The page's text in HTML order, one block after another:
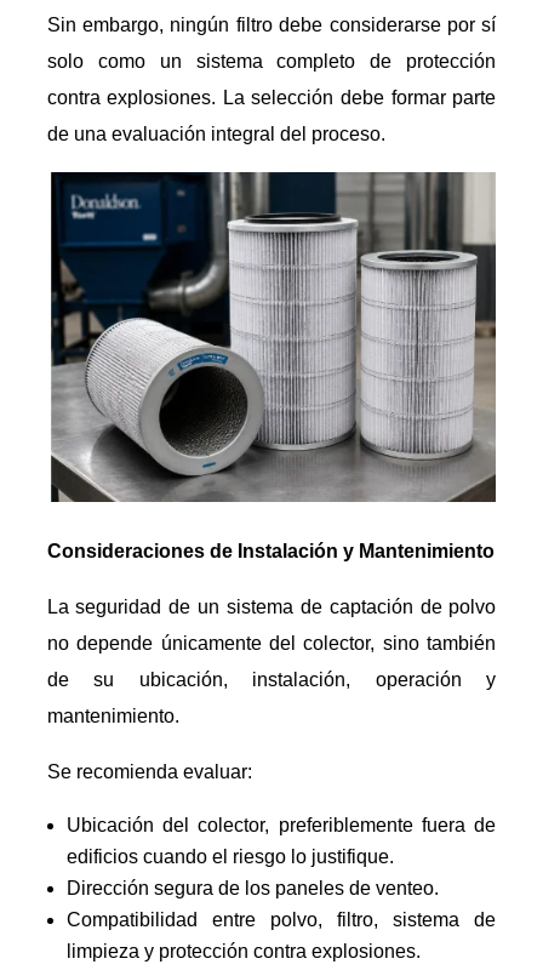
Sin embargo, ningún filtro debe considerarse por sí
solo como un sistema completo de protección
contra explosiones. La selección debe formar parte
de una evaluación integral del proceso.
Consideraciones de Instalación y Mantenimiento
La seguridad de un sistema de captación de polvo
no depende únicamente del colector, sino también
de su ubicación, instalación, operación y
mantenimiento.
Se recomienda evaluar:
Ubicación del colector, preferiblemente fuera de
edificios cuando el riesgo lo justifique.
Dirección segura de los paneles de venteo.
Compatibilidad entre polvo, filtro, sistema de
limpieza y protección contra explosiones.